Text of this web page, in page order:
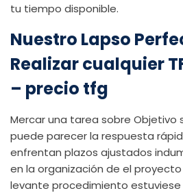
tu tiempo disponible.
Nuestro Lapso
Realizar cualquier
– precio tfg
Mercar una tarea sobre Objetivo
puede parecer la respuesta
enfrentan plazos ajustados
en la organización de el
levante procedimiento